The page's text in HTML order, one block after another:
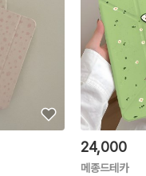
24,000
메종드테카